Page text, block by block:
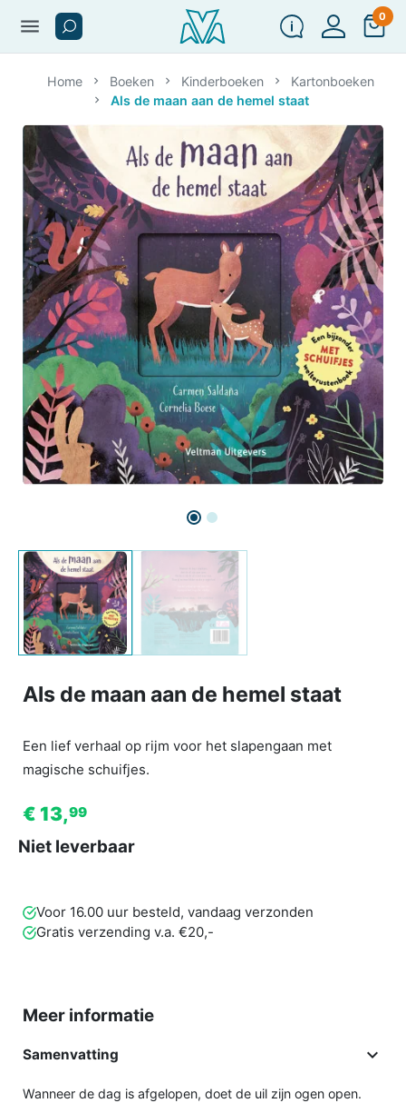
menu 0
Home Boeken Kinderboeken
Kartonboeken
Als de maan aan de hemel staat
Als de maan aan de hemel staat
Een lief verhaal op rijm voor het slapengaan met
magische schuifjes.
€ 13,99
Niet leverbaar
Voor 16.00 uur besteld, vandaag verzonden
Gratis verzending v.a. €20,-
Meer informatie
Samenvatting 
Wanneer de dag is afgelopen, doet de uil zijn ogen open.